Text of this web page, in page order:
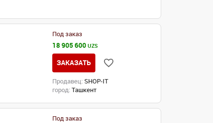
Под заказ
18 905 600UZS
ЗАКАЗАТЬ
Продавец: SHOP-IT
город: Ташкент
Под заказ